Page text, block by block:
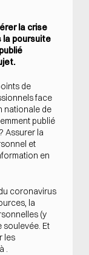
la crise
poursuite
de
face
nationale de
publié
Assurer la
et
en
coronavirus
la
(y
soulevée. Et
les
.